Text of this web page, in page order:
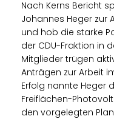
Nach Kerns Bericht
Johannes Heger zur
und hob die starke
der CDU-Fraktion in
Mitglieder trügen
Anträgen zur Arbeit
Erfolg nannte Heger
Freiflächen-
den vorgelegten